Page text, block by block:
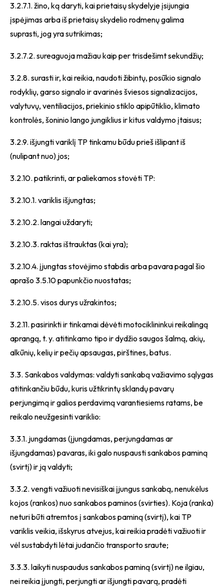
3.2.7.1. žino, ką daryti, kai prietaisų skydelyje įsijungia
įspėjimas arba iš prietaisų skydelio rodmenų galima
suprasti, jog yra sutrikimas;
3.2.7.2. sureaguoja mažiau kaip per trisdešimt sekundžių;
3.2.8. surasti ir, kai reikia, naudoti žibintų, posūkio signalo
rodyklių, garso signalo ir avarinės šviesos signalizacijos,
valytuvų, ventiliacijos, priekinio stiklo apipūtiklio, klimato
kontrolės, šoninio lango jungiklius ir kitus valdymo įtaisus;
3.2.9. išjungti variklį TP tinkamu būdu prieš išlipant iš
(nulipant nuo) jos;
3.2.10. patikrinti, ar paliekamos stovėti TP:
3.2.10.1. variklis išjungtas;
3.2.10.2. langai uždaryti;
3.2.10.3. raktas ištrauktas (kai yra);
3.2.10.4. įjungtas stovėjimo stabdis arba pavara pagal šio
aprašo 3.5.10 papunkčio nuostatas;
3.2.10.5. visos durys užrakintos;
3.2.11. pasirinkti ir tinkamai dėvėti motociklininkui reikalingą
aprangą, t. y. atitinkamo tipo ir dydžio saugos šalmą, akių,
alkūnių, kelių ir pečių apsaugas, pirštines, batus.
3.3. Sankabos valdymas: valdyti sankabą važiavimo sąlygas
atitinkančiu būdu, kuris užtikrintų sklandų pavarų
perjungimą ir galios perdavimą varantiesiems ratams, be
reikalo neužgesinti variklio:
3.3.1. jungdamas (įjungdamas, perjungdamas ar
išjungdamas) pavaras, iki galo nuspausti sankabos paminą
(svirtį) ir ją valdyti;
3.3.2. vengti važiuoti nevisiškai įjungus sankabą, nenukėlus
kojos (rankos) nuo sankabos paminos (svirties). Koja (ranka)
neturi būti atremtos į sankabos paminą (svirtį), kai TP
variklis veikia, išskyrus atvejus, kai reikia pradėti važiuoti ir
vėl sustabdyti lėtai judančio transporto sraute;
3.3.3. laikyti nuspaudus sankabos paminą (svirtį) ne ilgiau,
nei reikia įjungti, perjungti ar išjungti pavarą, pradėti